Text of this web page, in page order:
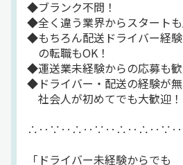
【2】充実の研修！
1人ひとりの成長やペースに合
研修システムを用意！
一人前になるまで先輩ドライバ
じっくり丁寧にサポートして
◆ブランク不問！
◆全く違う業界からスタート
◆もちろん配送ドライバー経
の転職もOK！
◆運送業未経験からの応募も歓
◆ドライバー・配送の経験が
社会人が初めてでも大歓迎！
「ドライバー未経験からでも